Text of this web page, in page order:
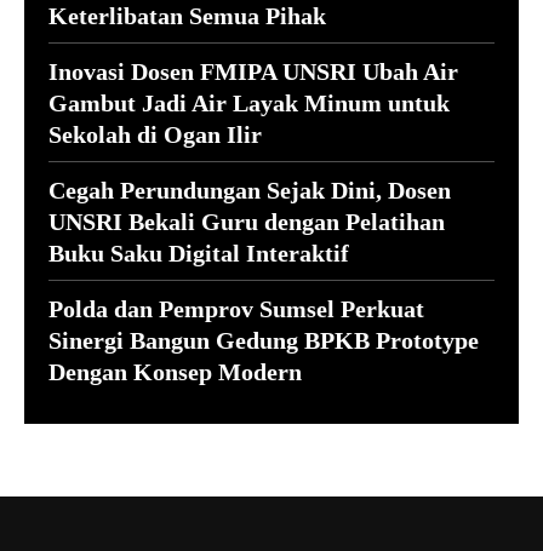
Keterlibatan Semua Pihak
Inovasi Dosen FMIPA UNSRI Ubah Air
Gambut Jadi Air Layak Minum untuk
Sekolah di Ogan Ilir
Cegah Perundungan Sejak Dini, Dosen
UNSRI Bekali Guru dengan Pelatihan
Buku Saku Digital Interaktif
Polda dan Pemprov Sumsel Perkuat
Sinergi Bangun Gedung BPKB Prototype
Dengan Konsep Modern